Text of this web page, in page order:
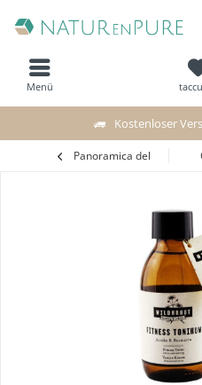
Kostenloser
Menü
Panoramica del